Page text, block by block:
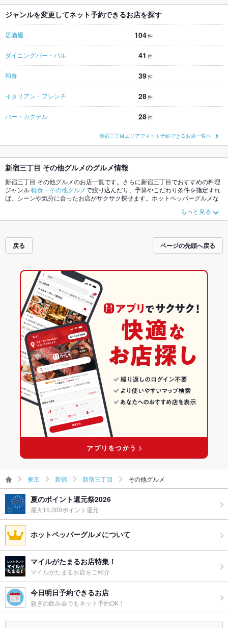
ジャンルを変更してネット予約できるお店を探す
居酒屋 104件
ダイニングバー・バル 41 件
和食 39件
イタリアン・フレンチ 28件
バー・カクテル 28件
新宿三丁目エリアでネット予約できるお店一覧へ
新宿三丁目 その他グルメのグルメ情報
新宿三丁目 その他グルメのお店一覧です。さらに新宿三丁目でおすすめの料理
ジャンル軽食・その他グルメで絞り込んだり、予算やこだわり条件を指定すれ
ば、シーンや気分に合ったお店がサクサク探せます。ホットペッパーグルメな
や季節のおすすめ料理など、お店の最新情報をご紹介しているので安心！24
時間使える簡単便利なネット予約が使えるお店も拡大中です。友達どうしの飲
パーグルメをご利用ください。
もっと見る
戻る ページの先頭へ戻る
東京 新宿 新宿三丁目 その他グルメ
夏のポイント還元祭2026
最大15,000ポイント還元
ホットペッパーグルメについて
マイルがたまるお店特集！
マイルがたまるお店をご紹介
今日明日予約できるお店
急ぎの飲み会でもネット予約OK！